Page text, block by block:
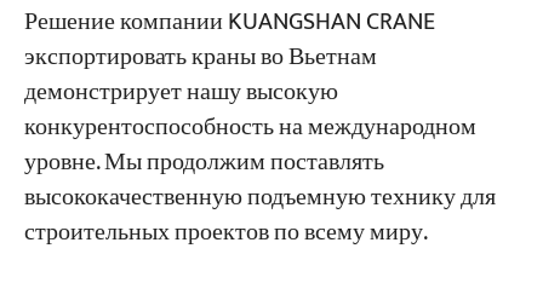
Решение компании KUANGSHAN CRANE
экспортировать краны во Вьетнам
демонстрирует нашу высокую
конкурентоспособность на международном
уровне. Мы продолжим поставлять
высококачественную подъемную технику для
строительных проектов по всему миру.